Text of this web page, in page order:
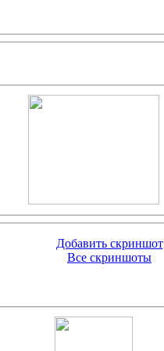
Добавить скриншот
Все скриншоты